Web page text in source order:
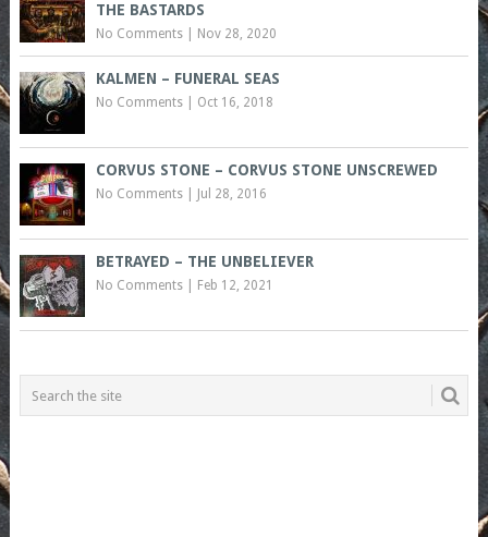
THE BASTARDS
No Comments| Nov 28, 2020
KALMEN – FUNERAL SEAS
No Comments| Oct 16, 2018
CORVUS STONE – CORVUS STONE UNSCREWED
No Comments| Jul 28, 2016
BETRAYED – THE UNBELIEVER
No Comments| Feb 12, 2021